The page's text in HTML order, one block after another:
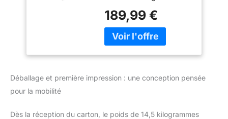
Multifonctionnel,
Puissance 8.5kW
Propane, Adapté
pour le Camping et
temps, le brûleur latéral
peut être remplacé par
un support de casserole
gaz portable offre un
des rassemblements de
189,99 €
Déballage et première impression : une conception pensée
pour la mobilité
Dès la réception du carton, le poids de 14,5 kilogrammes